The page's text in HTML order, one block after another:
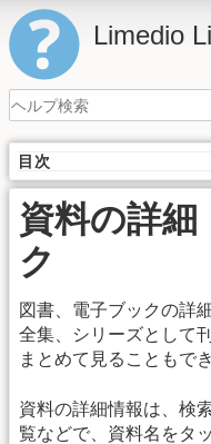
Limedio
目次
資料の詳細
ク
図書、電子ブックの詳
全集、シリーズとして
まとめて見ることもで
資料の詳細情報は、検
覧などで、資料名をタ